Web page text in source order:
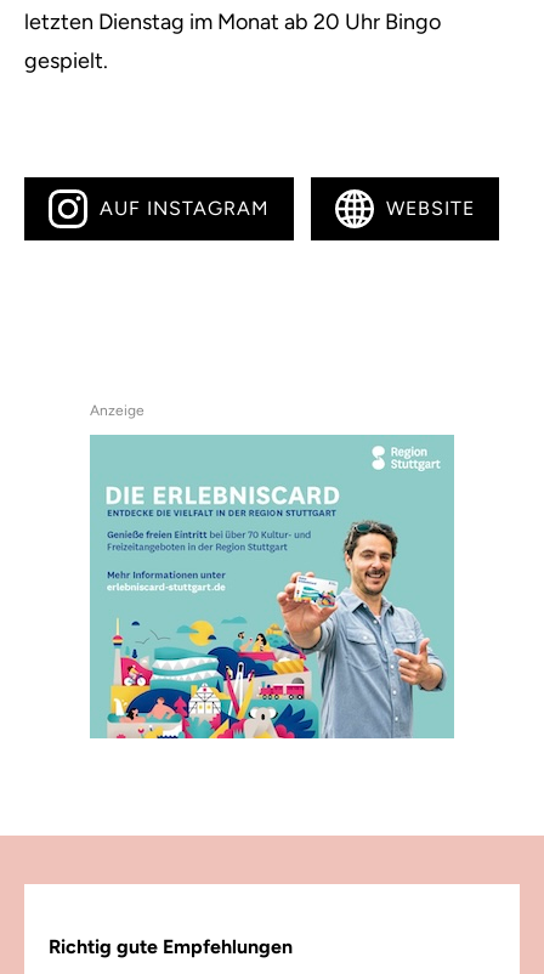
letzten Dienstag im Monat ab 20 Uhr Bingo
gespielt.
AUF INSTAGRAM WEBSITE
Anzeige
Richtig gute Empfehlungen